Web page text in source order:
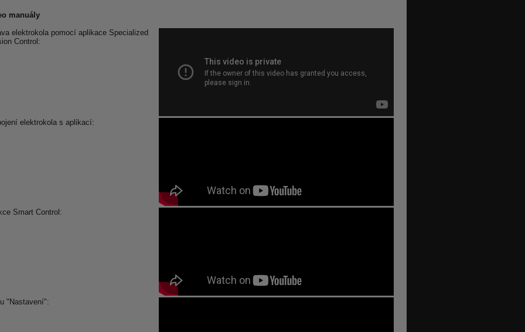
manuály
elektrokola pomocí aplikace Specialized
Control:
elektrokola s aplikací:
Smart Control:
"Nastavení":